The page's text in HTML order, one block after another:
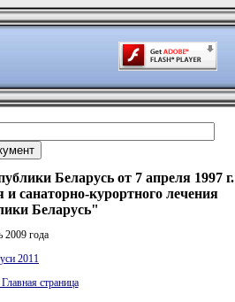
Беларусь от 7 апреля 1997 г.
санаторно-курортного лечения
Беларусь"
2009 года
2011
страница